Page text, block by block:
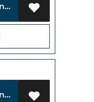
Toevoegen aan winkelwagen
Toevoegen aan winkelwagen